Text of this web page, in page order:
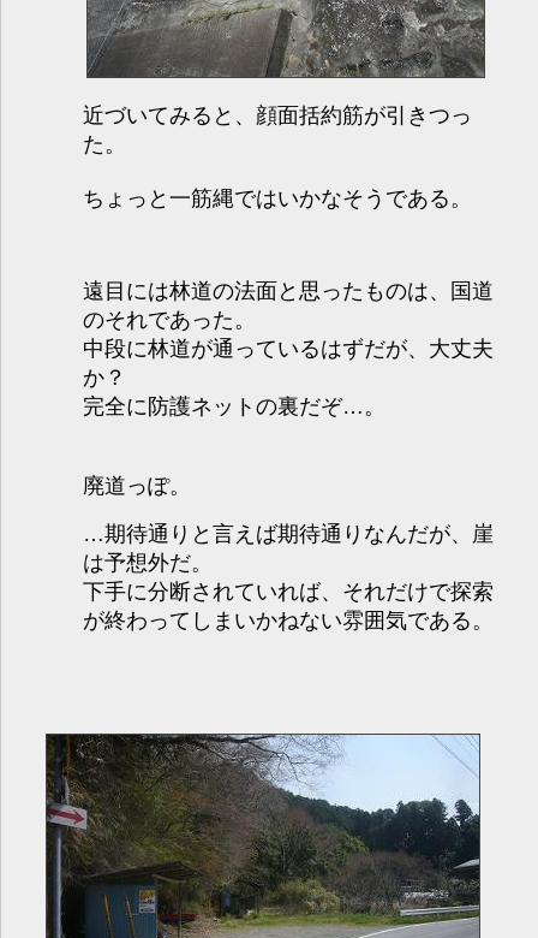
近づいてみると、顔面括約筋が引きつっ
た。
ちょっと一筋縄ではいかなそうである。
遠目には林道の法面と思ったものは、国道
のそれであった。
中段に林道が通っているはずだが、大丈夫
か？
完全に防護ネットの裏だぞ…。
廃道っぽ。
…期待通りと言えば期待通りなんだが、崖
は予想外だ。
下手に分断されていれば、それだけで探索
が終わってしまいかねない雰囲気である。